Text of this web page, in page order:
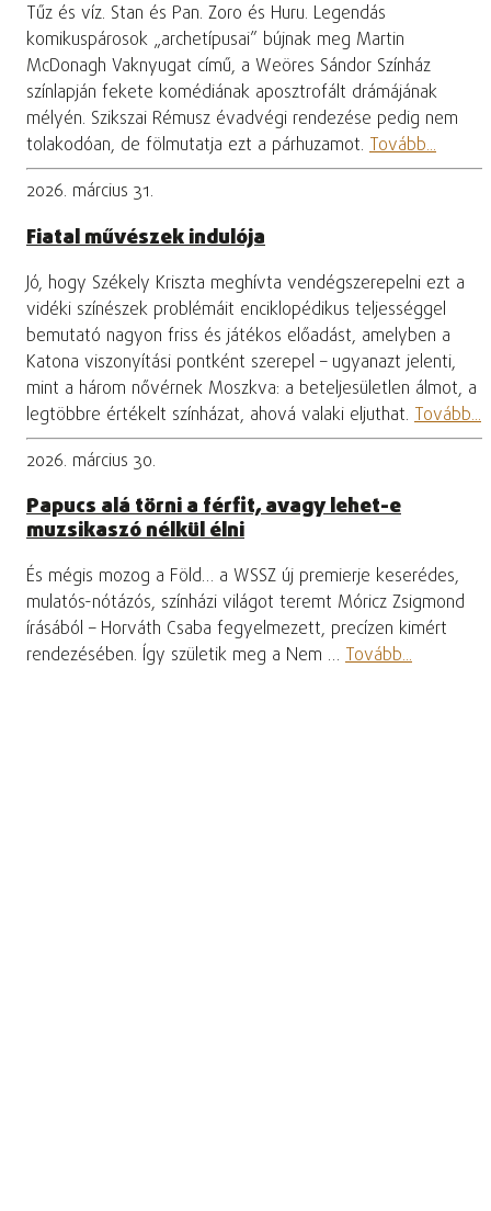
Tűz és víz. Stan és Pan. Zoro és Huru. Legendás
komikuspárosok „archetípusai” bújnak meg Martin
McDonagh Vaknyugat című, a Weöres Sándor Színház
színlapján fekete komédiának aposztrofált drámájának
mélyén. Szikszai Rémusz évadvégi rendezése pedig nem
tolakodóan, de fölmutatja ezt a párhuzamot. Tovább...
2026. március 31.
Fiatal művészek indulója
Jó, hogy Székely Kriszta meghívta vendégszerepelni ezt a
vidéki színészek problémáit enciklopédikus teljességgel
bemutató nagyon friss és játékos előadást, amelyben a
Katona viszonyítási pontként szerepel – ugyanazt jelenti,
mint a három nővérnek Moszkva: a beteljesületlen álmot, a
legtöbbre értékelt színházat, ahová valaki eljuthat. Tovább...
2026. március 30.
Papucs alá törni a férfit, avagy lehet-e
muzsikaszó nélkül élni
És mégis mozog a Föld… a WSSZ új premierje keserédes,
mulatós-nótázós, színházi világot teremt Móricz Zsigmond
írásából – Horváth Csaba fegyelmezett, precízen kimért
rendezésében. Így születik meg a Nem … Tovább...